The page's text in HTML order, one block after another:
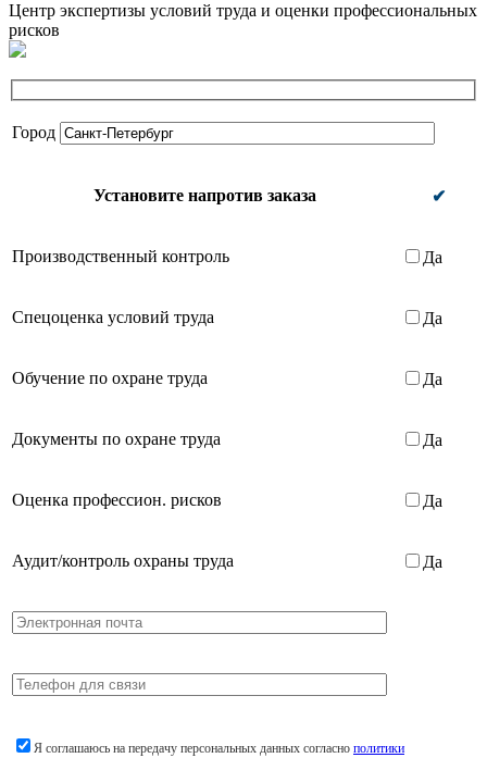
Центр экспертизы условий труда и оценки профессиональных
рисков
Город
Установите напротив заказа ✔
Производственный контроль Да
Спецоценка условий труда Да
Обучение по охране труда Да
Документы по охране труда Да
Оценка профессион. рисков Да
Аудит/контроль охраны труда Да
Я соглашаюсь на передачу персональных данных согласно политики